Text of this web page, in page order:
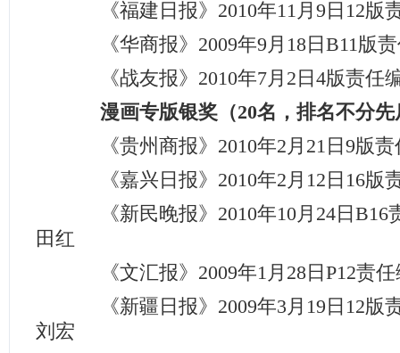
《福建日报》2010年11月9日12版
《华商报》2009年9月18日B11版责
《战友报》2010年7月2日4版责任
漫画专版银奖（20名，排名不分先
《贵州商报》2010年2月21日9版责
《嘉兴日报》2010年2月12日16版
《新民晚报》2010年10月24日B16
田红
《文汇报》2009年1月28日P12责任
《新疆日报》2009年3月19日12版
刘宏